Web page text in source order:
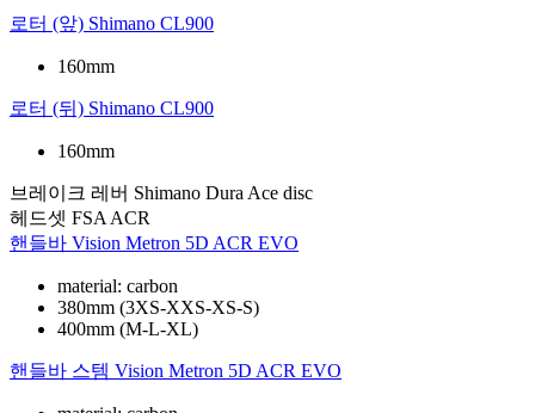
로터 (앞) Shimano CL900
160mm
로터 (뒤) Shimano CL900
160mm
브레이크 레버 Shimano Dura Ace disc
헤드셋 FSA ACR
핸들바 Vision Metron 5D ACR EVO
material: carbon
380mm (3XS-XXS-XS-S)
400mm (M-L-XL)
핸들바 스템 Vision Metron 5D ACR EVO